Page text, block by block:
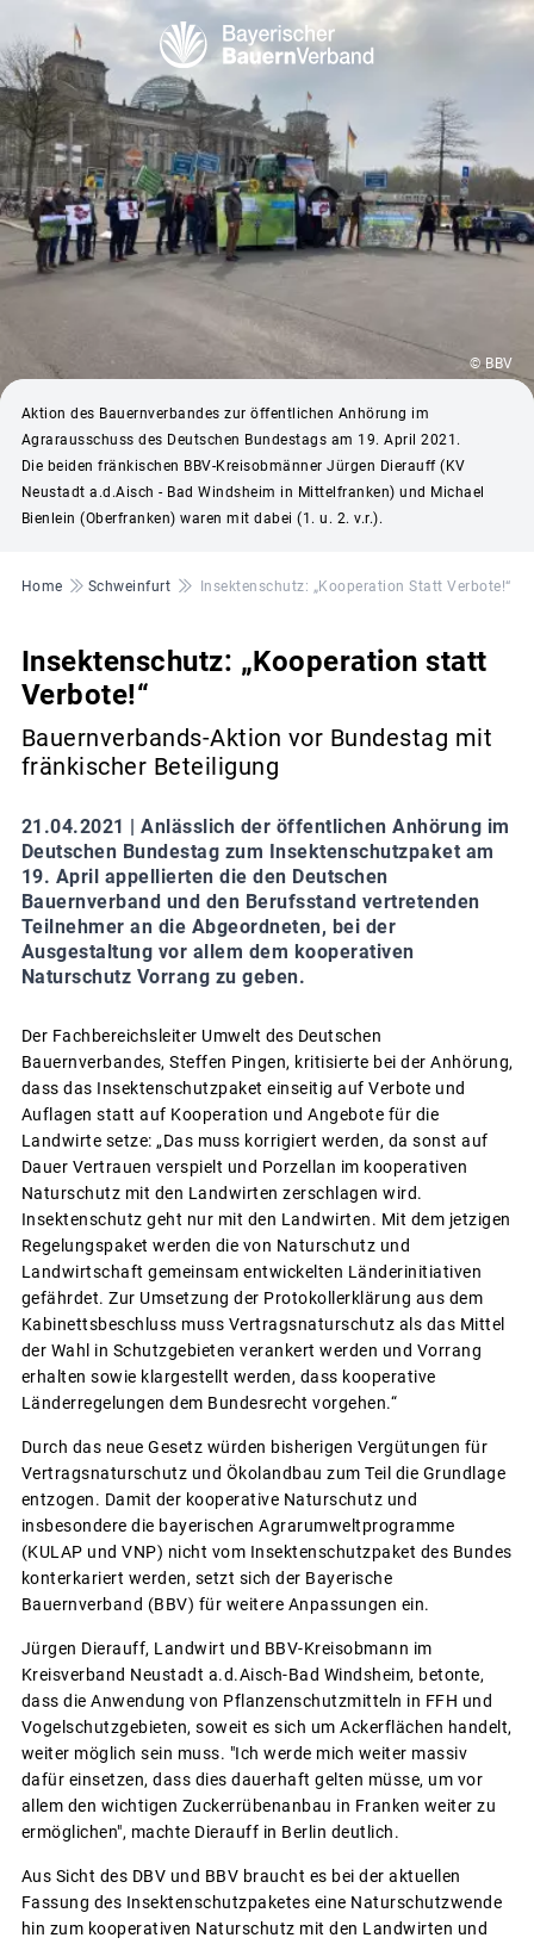
© BBV
Aktion des Bauernverbandes zur öffentlichen Anhörung im
Agrarausschuss des Deutschen Bundestags am 19. April 2021.
Die beiden fränkischen BBV-Kreisobmänner Jürgen Dierauff (KV
Neustadt a.d.Aisch - Bad Windsheim in Mittelfranken) und Michael
Bienlein (Oberfranken) waren mit dabei (1. u. 2. v.r.).
Pfadnavigation
Home Schweinfurt Insektenschutz: „Kooperation Statt Verbote!“
Insektenschutz: „Kooperation statt
Verbote!“
Bauernverbands-Aktion vor Bundestag mit
fränkischer Beteiligung
21.04.2021 | Anlässlich der öffentlichen Anhörung im
Deutschen Bundestag zum Insektenschutzpaket am
19. April appellierten die den Deutschen
Bauernverband und den Berufsstand vertretenden
Teilnehmer an die Abgeordneten, bei der
Ausgestaltung vor allem dem kooperativen
Naturschutz Vorrang zu geben.
Der Fachbereichsleiter Umwelt des Deutschen
Bauernverbandes, Steffen Pingen, kritisierte bei der Anhörung,
dass das Insektenschutzpaket einseitig auf Verbote und
Auflagen statt auf Kooperation und Angebote für die
Landwirte setze: „Das muss korrigiert werden, da sonst auf
Dauer Vertrauen verspielt und Porzellan im kooperativen
Naturschutz mit den Landwirten zerschlagen wird.
Insektenschutz geht nur mit den Landwirten. Mit dem jetzigen
Regelungspaket werden die von Naturschutz und
Landwirtschaft gemeinsam entwickelten Länderinitiativen
gefährdet. Zur Umsetzung der Protokollerklärung aus dem
Kabinettsbeschluss muss Vertragsnaturschutz als das Mittel
der Wahl in Schutzgebieten verankert werden und Vorrang
erhalten sowie klargestellt werden, dass kooperative
Länderregelungen dem Bundesrecht vorgehen.“
Durch das neue Gesetz würden bisherigen Vergütungen für
Vertragsnaturschutz und Ökolandbau zum Teil die Grundlage
entzogen. Damit der kooperative Naturschutz und
insbesondere die bayerischen Agrarumweltprogramme
(KULAP und VNP) nicht vom Insektenschutzpaket des Bundes
konterkariert werden, setzt sich der Bayerische
Bauernverband (BBV) für weitere Anpassungen ein.
Jürgen Dierauff, Landwirt und BBV-Kreisobmann im
Kreisverband Neustadt a.d.Aisch-Bad Windsheim, betonte,
dass die Anwendung von Pflanzenschutzmitteln in FFH und
Vogelschutzgebieten, soweit es sich um Ackerflächen handelt,
weiter möglich sein muss. "Ich werde mich weiter massiv
dafür einsetzen, dass dies dauerhaft gelten müsse, um vor
allem den wichtigen Zuckerrübenanbau in Franken weiter zu
ermöglichen", machte Dierauff in Berlin deutlich.
Aus Sicht des DBV und BBV braucht es bei der aktuellen
Fassung des Insektenschutzpaketes eine Naturschutzwende
hin zum kooperativen Naturschutz mit den Landwirten und